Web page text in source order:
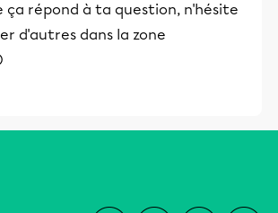
ça répond à ta question, n'hésite
d'autres dans la zone